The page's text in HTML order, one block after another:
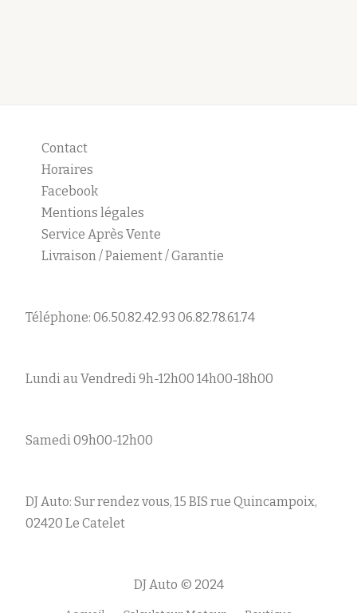
Contact
Horaires
Facebook
Mentions légales
Service Après Vente
Livraison / Paiement / Garantie
Téléphone: 06.50.82.42.93 06.82.78.61.74
Lundi au Vendredi 9h-12h00 14h00-18h00
Samedi 09h00-12h00
DJ Auto: Sur rendez vous, 15 BIS rue Quincampoix,
02420 Le Catelet
DJ Auto © 2024